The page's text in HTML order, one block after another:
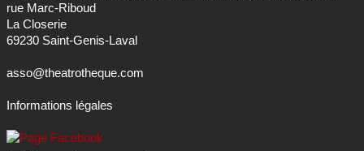
rue Marc-Riboud
La Closerie
69230 Saint-Genis-Laval
asso@theatrotheque.com
Informations légales